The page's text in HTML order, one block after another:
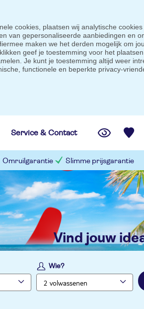
cookies, plaatsen wij analytische
van gepersonaliseerde aanbiedingen en
maken we het derden mogelijk om
geef je toestemming voor het
Je kunt je toestemming altijd weer
functionele en beperkte privacy-
Service & Contact
Omruilgarantie Slimme prijsgarantie
vind jouw
Wie?